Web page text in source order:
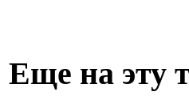
Еще на эту